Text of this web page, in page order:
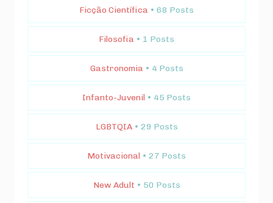
Ficção Científica • 68 Posts
Filosofia • 1 Posts
Gastronomia • 4 Posts
Infanto-Juvenil • 45 Posts
LGBTQIA • 29 Posts
Motivacional • 27 Posts
New Adult • 50 Posts